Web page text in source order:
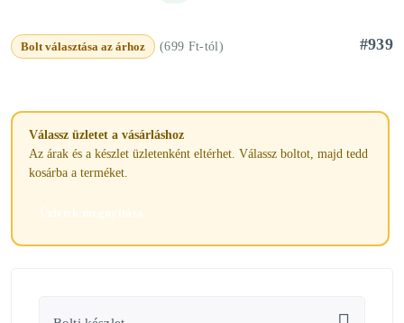
Bolt választása az árhoz (699 Ft-tól) #939
Válassz üzletet a vásárláshoz
Az árak és a készlet üzletenként eltérhet. Válassz boltot, majd tedd
kosárba a terméket.
Üzletek megnyitása